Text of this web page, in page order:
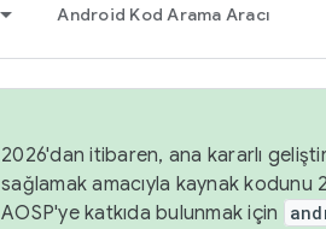
Android Kod Arama Aracı
2026'dan itibaren, ana kararlı
sağlamak amacıyla kaynak kodunu
AOSP'ye katkıda bulunmak için